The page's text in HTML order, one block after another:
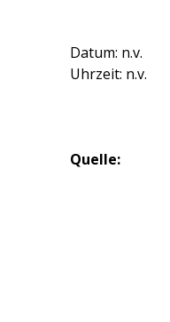
Datum: n.v.
Uhrzeit: n.v.
Quelle: